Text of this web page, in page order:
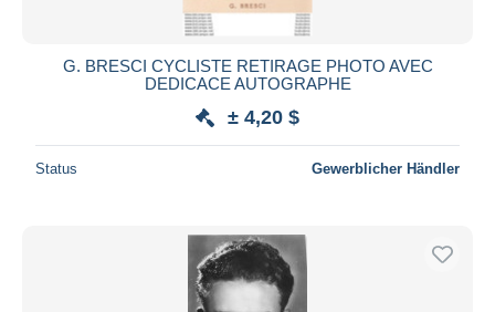
G. BRESCI CYCLISTE RETIRAGE PHOTO AVEC
DEDICACE AUTOGRAPHE
± 4,20 $
Status Gewerblicher Händler